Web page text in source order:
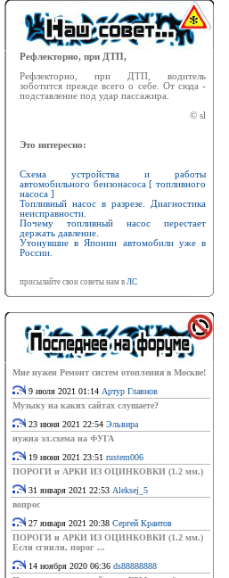
Рефлекторно, при ДТП,
Рефлекторно, при ДТП, водитель
зоботится прежде всего о себе. От сюда -
подставление под удар пассажира.
© sl
Это интересно:
Схема устройства и работы
автомобильного бензонасоса [ топливного
насоса ]
Топливный насос в разрезе. Диагностика
неисправности.
Почему топливный насос перестает
держать давление.
Утонувшие в Японии автомобили уже в
России.
присылайте свои советы нам в ЛС
Мне нужен Ремонт систем отопления в Москве!
9 июля 2021 01:14 Артур Главнов
Музыку на каких сайтах слушаете?
23 июня 2021 22:54 Эльвира
нужна эл.схема на ФУГА
19 июня 2021 23:51 rustem006
ПОРОГИ и АРКИ ИЗ ОЦИНКОВКИ (1.2 мм.)
31 января 2021 22:53 Aleksej_5
вопрос
27 января 2021 20:38 Сергей Крантов
ПОРОГИ и АРКИ ИЗ ОЦИНКОВКИ (1.2 мм.)
Если сгнили, порог ...
14 ноября 2020 06:36 ds88888888